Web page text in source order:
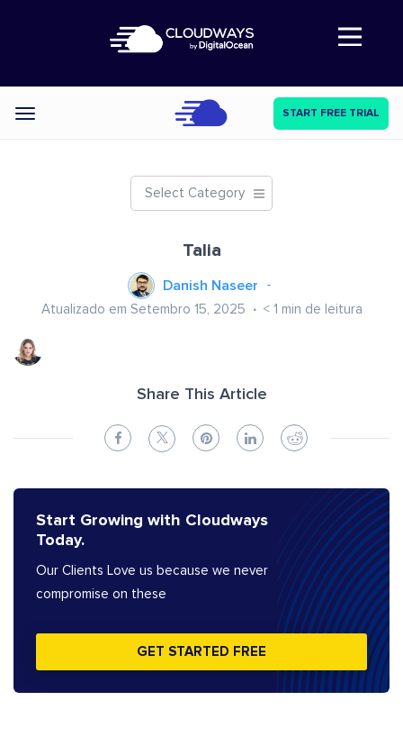
Abre a navegação
Categories START FREE TRIAL
Select Category
Talia
Danish Naseer
Atualizado em Setembro 15, 2025 < 1 min de leitura
Share This Article
Start Growing with Cloudways
Today.
Our Clients Love us because we never
compromise on these
GET STARTED FREE